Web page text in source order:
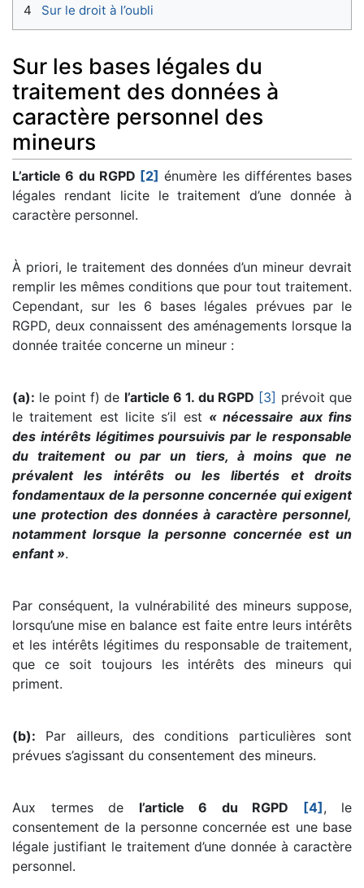
4
Sur le droit à l’oubli
Sur les bases légales du
traitement des données à
caractère personnel des
mineurs
L’article 6 du RGPD [2] énumère les différentes bases
légales rendant licite le traitement d’une donnée à
caractère personnel.
À priori, le traitement des données d’un mineur devrait
remplir les mêmes conditions que pour tout traitement.
Cependant, sur les 6 bases légales prévues par le
RGPD, deux connaissent des aménagements lorsque la
donnée traitée concerne un mineur :
(a): le point f) de l’article 6 1. du RGPD [3] prévoit que
le traitement est licite s’il est « nécessaire aux fins
des intérêts légitimes poursuivis par le responsable
du traitement ou par un tiers, à moins que ne
prévalent les intérêts ou les libertés et droits
fondamentaux de la personne concernée qui exigent
une protection des données à caractère personnel,
notamment lorsque la personne concernée est un
enfant ».
Par conséquent, la vulnérabilité des mineurs suppose,
lorsqu’une mise en balance est faite entre leurs intérêts
et les intérêts légitimes du responsable de traitement,
que ce soit toujours les intérêts des mineurs qui
priment.
(b): Par ailleurs, des conditions particulières sont
prévues s’agissant du consentement des mineurs.
Aux termes de l’article 6 du RGPD [4], le
consentement de la personne concernée est une base
légale justifiant le traitement d’une donnée à caractère
personnel.